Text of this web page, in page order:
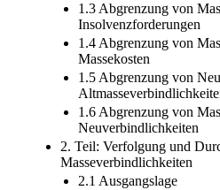
1.3 Abgrenzung von
Insolvenzforderungen
1.4 Abgrenzung von
Massekosten
1.5 Abgrenzung von
1.6 Abgrenzung von
Neuverbindlichkeiten
2. Teil: Verfolgung und
Masseverbindlichkeiten
2.1 Ausgangslage